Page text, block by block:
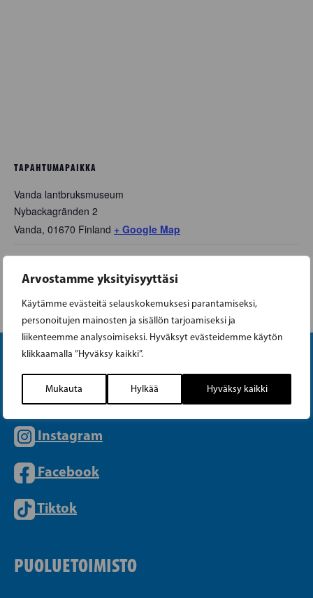
Arvostamme yksityisyyttäsi
Käytämme evästeitä selauskokemuksesi parantamiseksi,
personoitujen mainosten ja sisällön tarjoamiseksi ja
liikenteemme analysoimiseksi. Hyväksyt evästeidemme käytön
klikkaamalla ”Hyväksy kaikki”.
Mukauta Hylkää Hyväksy kaikki
TAPAHTUMAPAIKKA
Vanda lantbruksmuseum
Nybackagränden 2
Vanda, 01670 Finland + Google Map
RKP Keski-Vantaan vuosikokous
Instagram
Facebook
Tiktok
PUOLUETOIMISTO